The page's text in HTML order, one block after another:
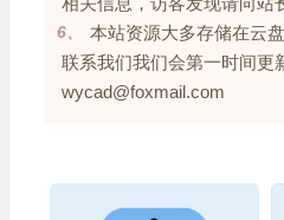
6、
本站资源大多存储在云
联系我们我们会第一时间更
wycad@foxmail.com